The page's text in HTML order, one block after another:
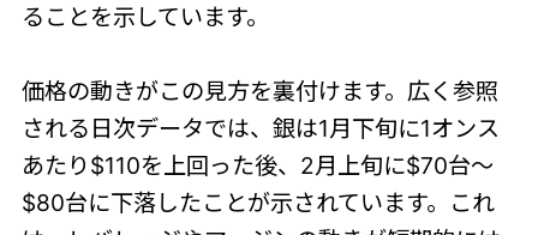
ることを示しています。
価格の動きがこの見方を裏付けます。広く参照
される日次データでは、銀は1月下旬に1オンス
あたり$110を上回った後、2月上旬に$70台〜
$80台に下落したことが示されています。これ